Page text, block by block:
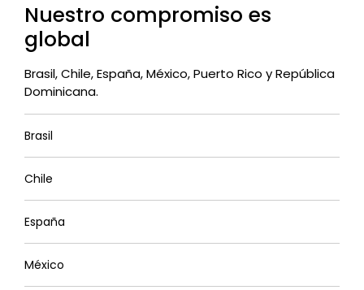
Nuestro compromiso es
global
Brasil, Chile, España, México, Puerto Rico y República
Dominicana.
Brasil
Chile
España
México